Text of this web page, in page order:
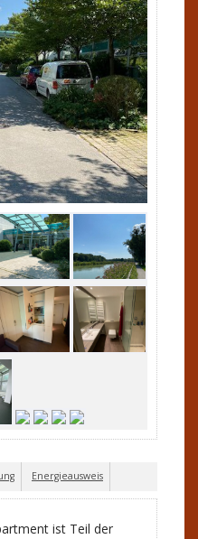
Energieausweis
ist Teil der